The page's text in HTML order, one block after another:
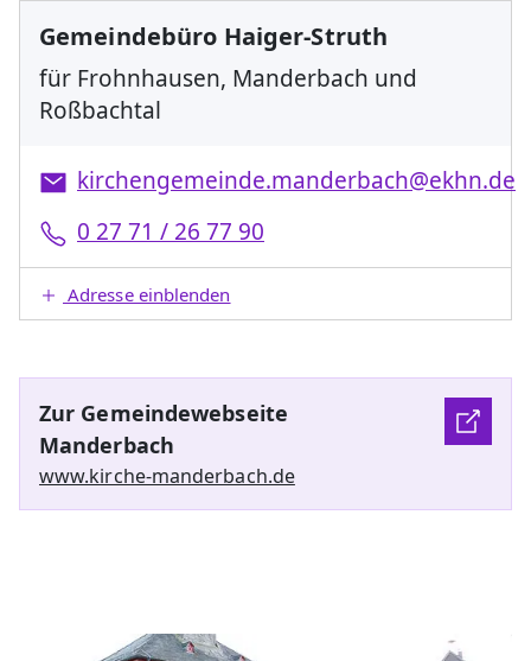
Gemeindebüro Haiger-Struth
für Frohnhausen, Manderbach und
Roßbachtal
kirchengemeinde.manderbach@ekhn.de
0 27 71 / 26 77 90
Adresse einblenden
Zur Gemeindewebseite
Manderbach
www.kirche-manderbach.de